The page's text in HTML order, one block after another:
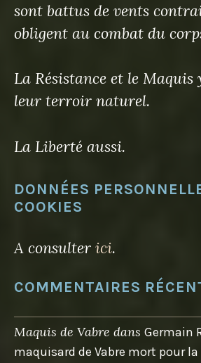
sont battus de vents
obligent au combat du
La Résistance et le Maquis
leur terroir naturel.
La Liberté aussi.
DONNÉES
COOKIES
A consulter ici.
COMMENTAIRES
Maquis de Vabre dans Germain
maquisard de Vabre mort pour